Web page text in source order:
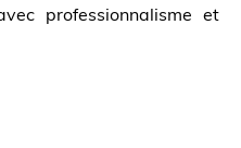
professionnalisme et